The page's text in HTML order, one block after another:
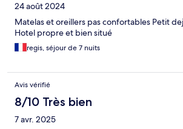
24 août 2024
Matelas et oreillers pas confortables Petit
Hotel propre et bien situé
regis, séjour de 7 nuits
Avis vérifié
8/10 Très bien
7 avr. 2025